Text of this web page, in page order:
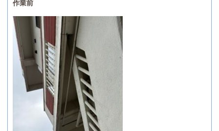
作業前